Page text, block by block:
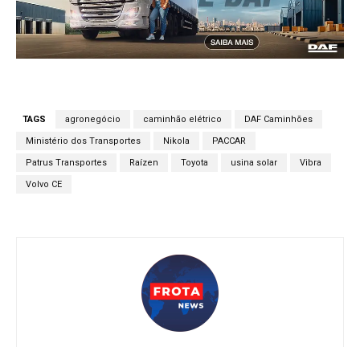
TAGS agronegócio caminhão elétrico DAF Caminhões
Ministério dos Transportes Nikola PACCAR
Patrus Transportes Raízen Toyota usina solar Vibra
Volvo CE